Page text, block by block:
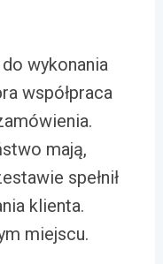
wykonania
współpraca
mają,
spełnił
klienta.
miejscu.